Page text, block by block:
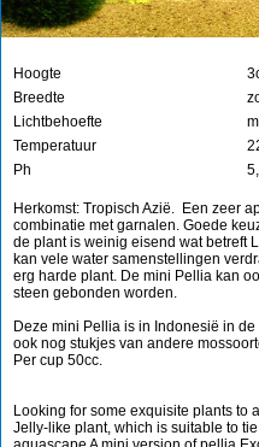
Hoogte
Breedte
Lichtbehoefte
Temperatuur
Ph
Herkomst: Tropisch Azië. Een zeer
combinatie met garnalen. Goede
de plant is weinig eisend wat betreft
kan vele water samenstellingen
erg harde plant. De mini Pellia kan
steen gebonden worden.
Deze mini Pellia is in Indonesië in
ook nog stukjes van andere
Per cup 50cc.
Looking for some exquisite plants to
Jelly-like plant, which is suitable to